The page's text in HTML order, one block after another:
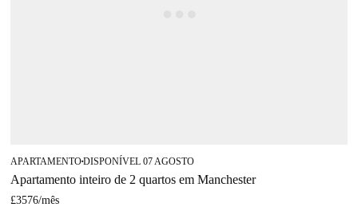
APARTAMENTO■DISPONÍVEL 07 AGOSTO
Apartamento inteiro de 2 quartos em Manchester
£3576/mês